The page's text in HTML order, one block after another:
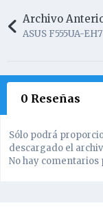
Archivo
ASUS F555UA-
0 Reseñas
Sólo podrá
descargado el
No hay comentarios